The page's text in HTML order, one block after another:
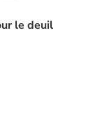
le deuil